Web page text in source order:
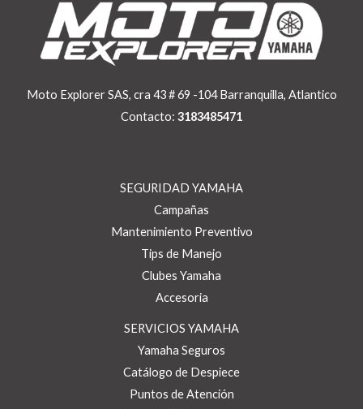
Moto Explorer SAS, cra 43 # 69 -104 Barranquilla, Atlantico
Contacto: 3183485471
SEGURIDAD YAMAHA
Campañas
Mantenimiento Preventivo
Tips de Manejo
Clubes Yamaha
Accesoria
SERVICIOS YAMAHA
Yamaha Seguros
Catálogo de Despiece
Puntos de Atención